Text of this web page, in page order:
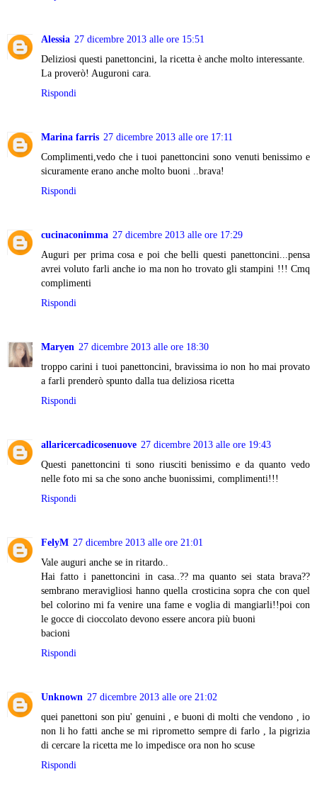
Alessia 27 dicembre 2013 alle ore 15:51
Deliziosi questi panettoncini, la ricetta è anche molto interessante.
La proverò! Auguroni cara.
Rispondi
Marina farris 27 dicembre 2013 alle ore 17:11
Complimenti,vedo che i tuoi panettoncini sono venuti benissimo e
sicuramente erano anche molto buoni ..brava!
Rispondi
cucinaconimma 27 dicembre 2013 alle ore 17:29
Auguri per prima cosa e poi che belli questi panettoncini...pensa
avrei voluto farli anche io ma non ho trovato gli stampini !!! Cmq
complimenti
Rispondi
Maryen 27 dicembre 2013 alle ore 18:30
troppo carini i tuoi panettoncini, bravissima io non ho mai provato
a farli prenderò spunto dalla tua deliziosa ricetta
Rispondi
allaricercadicosenuove 27 dicembre 2013 alle ore 19:43
Questi panettoncini ti sono riusciti benissimo e da quanto vedo
nelle foto mi sa che sono anche buonissimi, complimenti!!!
Rispondi
FelyM 27 dicembre 2013 alle ore 21:01
Vale auguri anche se in ritardo..
Hai fatto i panettoncini in casa..?? ma quanto sei stata brava??
sembrano meravigliosi hanno quella crosticina sopra che con quel
bel colorino mi fa venire una fame e voglia di mangiarli!!poi con
le gocce di cioccolato devono essere ancora più buoni
bacioni
Rispondi
Unknown 27 dicembre 2013 alle ore 21:02
quei panettoni son piu' genuini , e buoni di molti che vendono , io
non li ho fatti anche se mi riprometto sempre di farlo , la pigrizia
di cercare la ricetta me lo impedisce ora non ho scuse
Rispondi